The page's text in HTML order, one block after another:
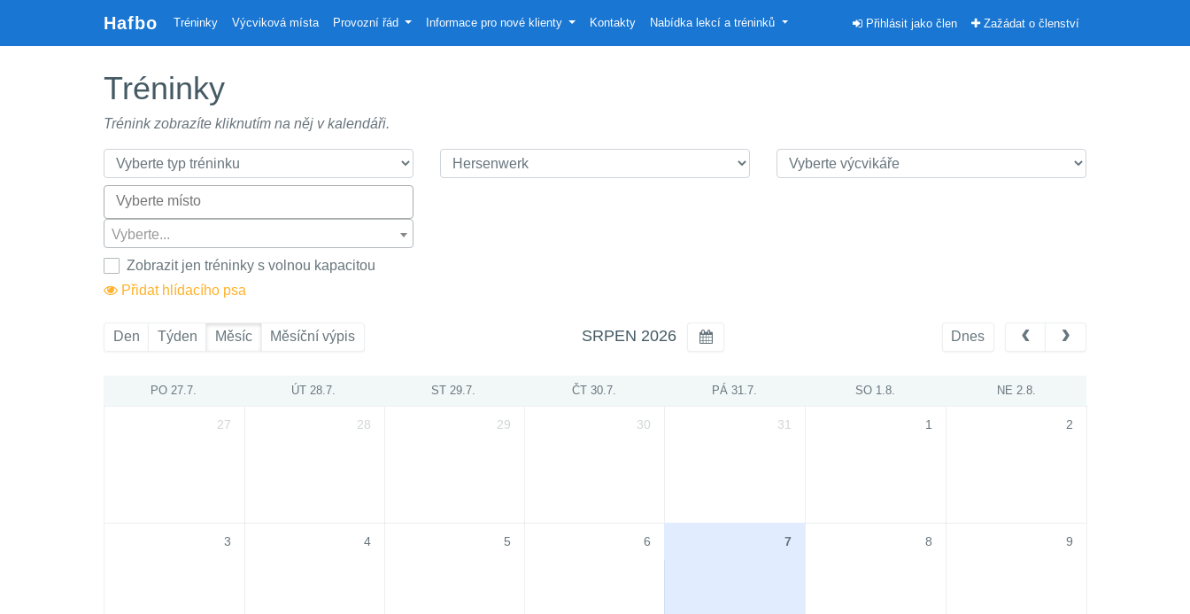
Hafbo Tréninky Výcviková místa Provozní řád Informace pro nové klienty Kontakty Nabídka lekcí a tréninků Přihlásit jako člen Zažádat o členství
Tréninky
Trénink zobrazíte kliknutím na něj v kalendáři.
Vyberte...
Zobrazit jen tréninky s volnou kapacitou
Přidat hlídacího psa
Den Týden Měsíc Měsíční výpis Dnes
SRPEN 2026
PO 27.7. ÚT 28.7. ST 29.7. ČT 30.7. PÁ 31.7. SO 1.8. NE 2.8.
27 28 29 30 31 1 2
3 4 5 6 7 8 9